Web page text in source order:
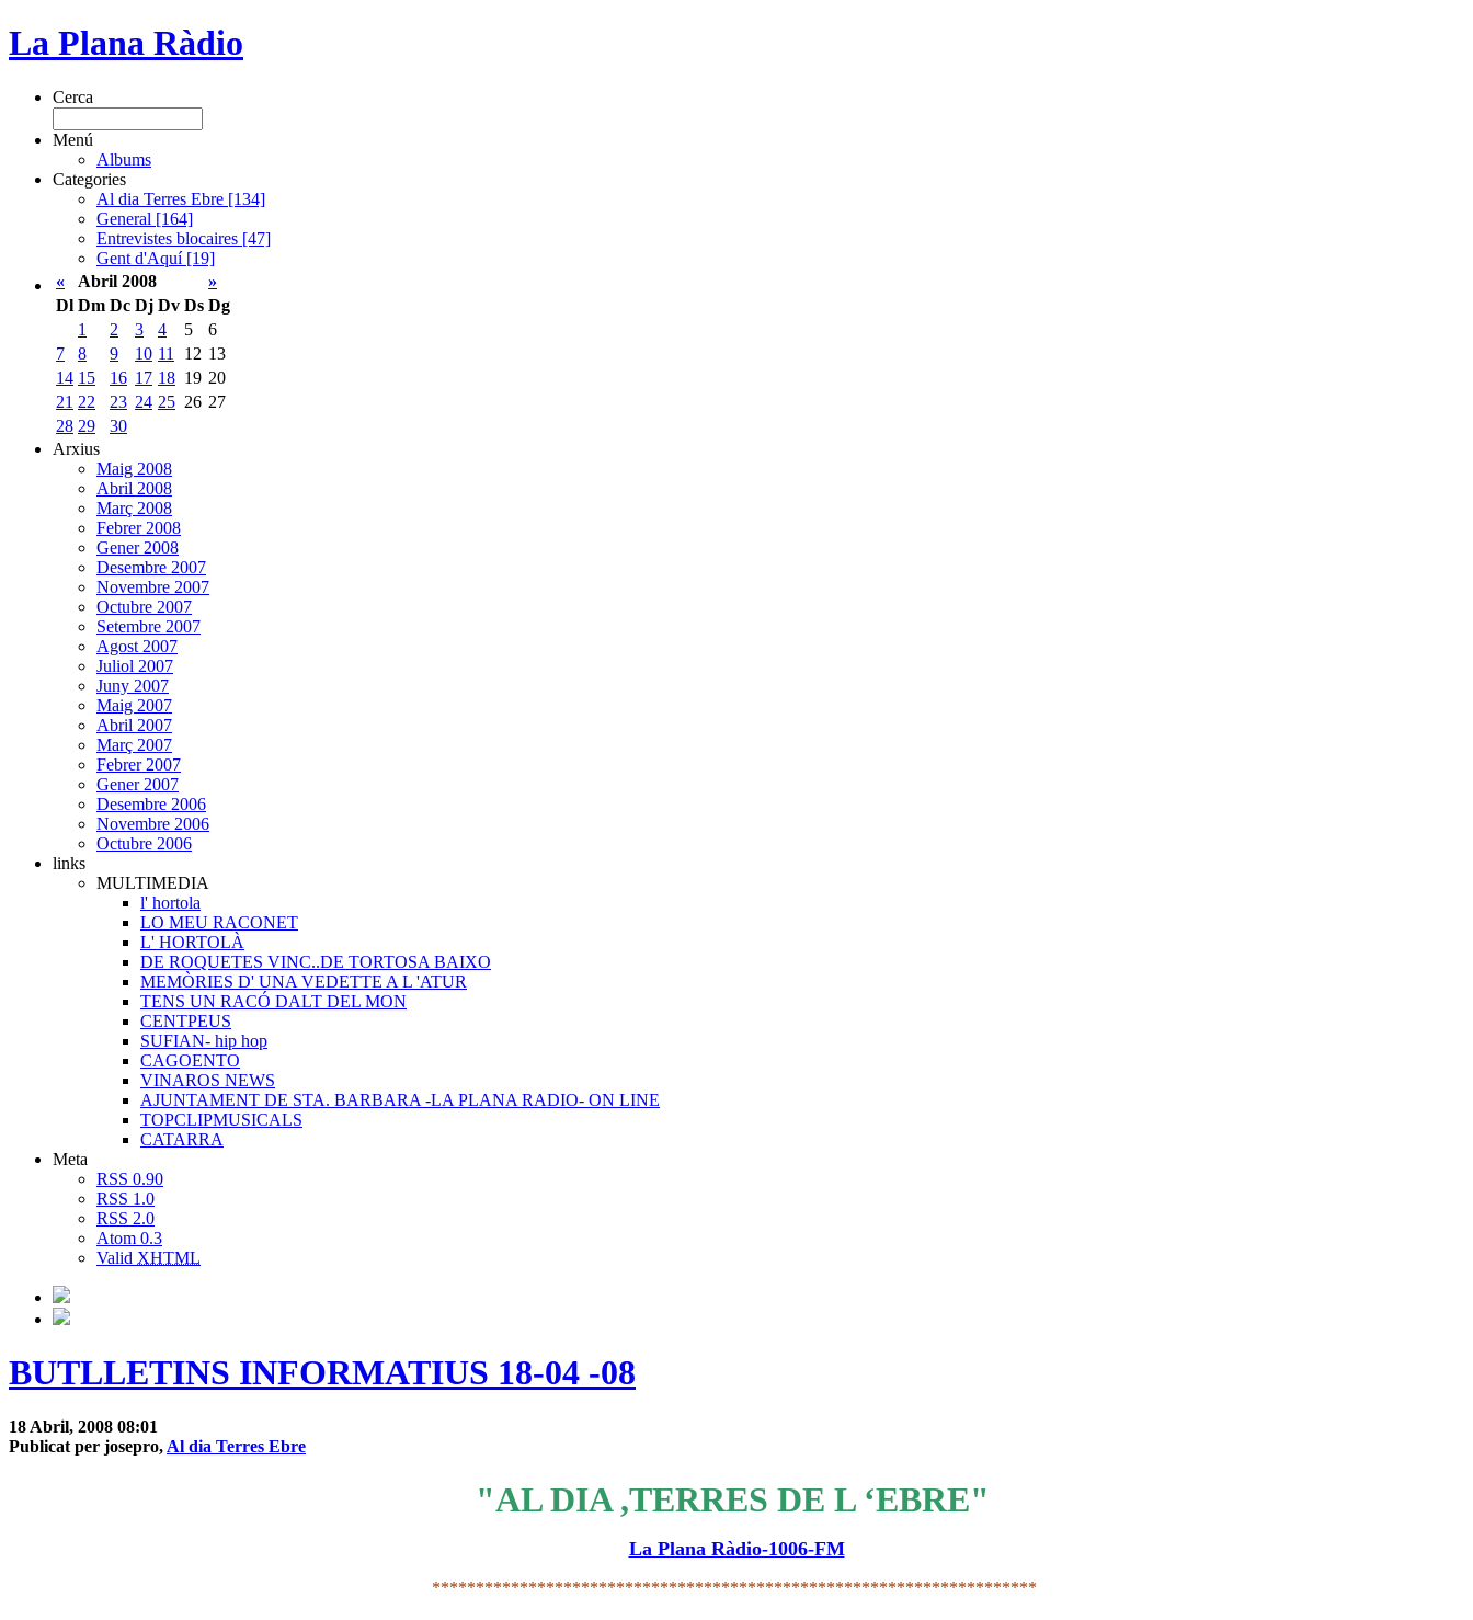
La Plana Ràdio
Cerca
Menú
Albums
Categories
Al dia Terres Ebre [134]
General [164]
Entrevistes blocaires [47]
Gent d'Aquí [19]
«
Abril 2008
»
Dl Dm Dc Dj Dv Ds Dg
1
2 3 4 5
6
7
8 9 10 11 12 13
14 15 16 17 18 19 20
21 22 23 24 25 26 27
28 29
30
Arxius
Maig 2008
Abril 2008
Març 2008
Febrer 2008
Gener 2008
Desembre 2007
Novembre 2007
Octubre 2007
Setembre 2007
Agost 2007
Juliol 2007
Juny 2007
Maig 2007
Abril 2007
Març 2007
Febrer 2007
Gener 2007
Desembre 2006
Novembre 2006
Octubre 2006
links
MULTIMEDIA
l' hortola
LO MEU RACONET
L' HORTOLÀ
DE ROQUETES VINC..DE TORTOSA BAIXO
MEMÒRIES D' UNA VEDETTE A L 'ATUR
TENS UN RACÓ DALT DEL MON
CENTPEUS
SUFIAN- hip hop
CAGOENTO
VINAROS NEWS
AJUNTAMENT DE STA. BARBARA -LA PLANA RADIO- ON LINE
TOPCLIPMUSICALS
CATARRA
Meta
RSS 0.90
RSS 1.0
RSS 2.0
Atom 0.3
Valid XHTML
BUTLLETINS INFORMATIUS 18-04 -08
18 Abril, 2008 08:01
Publicat per josepro, Al dia Terres Ebre
"AL DIA ,TERRES DE L ‘EBRE"
La Plana Ràdio-1006-FM
*********************************************************************